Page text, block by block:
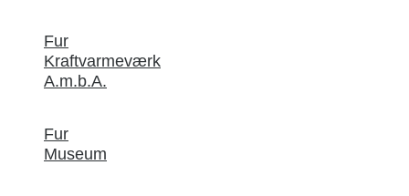
Fur
Kraftvarmeværk
A.m.b.A.
Fur
Museum